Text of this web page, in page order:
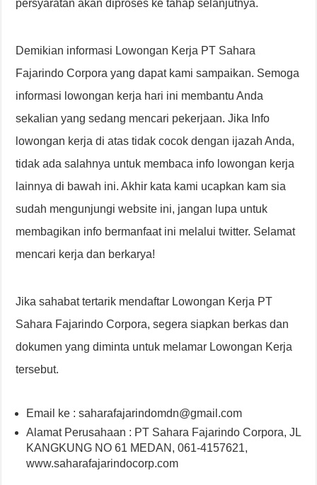
persyaratan akan diproses ke tahap selanjutnya.
Demikian informasi Lowongan Kerja PT Sahara
Fajarindo Corpora yang dapat kami sampaikan. Semoga
informasi lowongan kerja hari ini membantu Anda
sekalian yang sedang mencari pekerjaan. Jika Info
lowongan kerja di atas tidak cocok dengan ijazah Anda,
tidak ada salahnya untuk membaca info lowongan kerja
lainnya di bawah ini. Akhir kata kami ucapkan kam sia
sudah mengunjungi website ini, jangan lupa untuk
membagikan info bermanfaat ini melalui twitter. Selamat
mencari kerja dan berkarya!
Jika sahabat tertarik mendaftar Lowongan Kerja PT
Sahara Fajarindo Corpora, segera siapkan berkas dan
dokumen yang diminta untuk melamar Lowongan Kerja
tersebut.
Email ke : saharafajarindomdn@gmail.com
Alamat Perusahaan : PT Sahara Fajarindo Corpora, JL
KANGKUNG NO 61 MEDAN, 061-4157621,
www.saharafajarindocorp.com